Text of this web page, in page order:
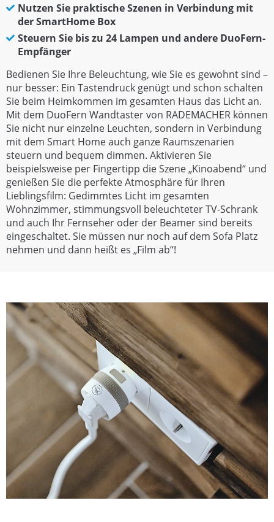
Nutzen Sie praktische Szenen in Verbindung mit
der SmartHome Box
Steuern Sie bis zu 24 Lampen und andere DuoFern-
Empfänger
Bedienen Sie Ihre Beleuchtung, wie Sie es gewohnt sind –
nur besser: Ein Tastendruck genügt und schon schalten
Sie beim Heimkommen im gesamten Haus das Licht an.
Mit dem DuoFern Wandtaster von RADEMACHER können
Sie nicht nur einzelne Leuchten, sondern in Verbindung
mit dem Smart Home auch ganze Raumszenarien
steuern und bequem dimmen. Aktivieren Sie
beispielsweise per Fingertipp die Szene „Kinoabend“ und
genießen Sie die perfekte Atmosphäre für Ihren
Lieblingsfilm: Gedimmtes Licht im gesamten
Wohnzimmer, stimmungsvoll beleuchteter TV-Schrank
und auch Ihr Fernseher oder der Beamer sind bereits
eingeschaltet. Sie müssen nur noch auf dem Sofa Platz
nehmen und dann heißt es „Film ab“!